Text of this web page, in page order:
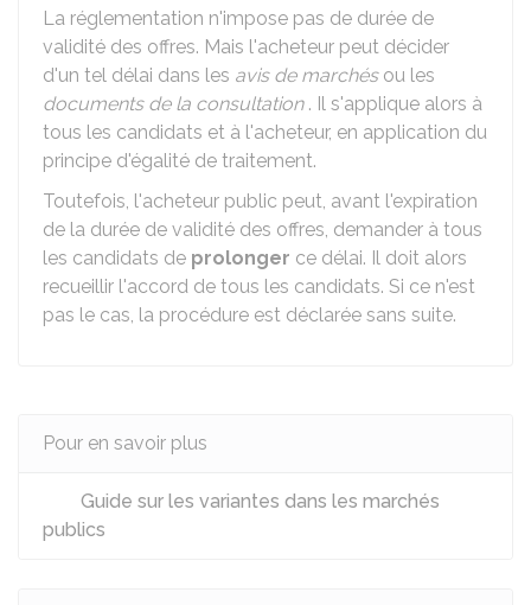
La réglementation n'impose pas de durée de
validité des offres. Mais l'acheteur peut décider
d'un tel délai dans les avis de marchésou les
documents de la consultation . Il s'applique alors à
tous les candidats et à l'acheteur, en application du
principe d'égalité de traitement.
Toutefois, l'acheteur public peut, avant l'expiration
de la durée de validité des offres, demander à tous
les candidats de prolonger ce délai. Il doit alors
recueillir l'accord de tous les candidats. Si ce n'est
pas le cas, la procédure est déclarée sans suite.
Pour en savoir plus
Guide sur les variantes dans les marchés
publics